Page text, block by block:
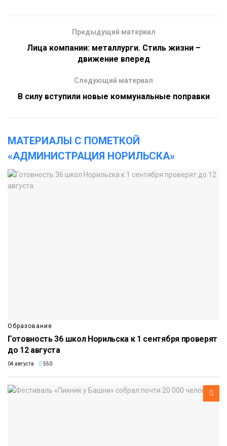
Предыдущий материал
Лица компании: металлурги. Стиль жизни –
движение вперед
Следующий материал
В силу вступили новые коммунальные поправки
МАТЕРИАЛЫ С ПОМЕТКОЙ
«АДМИНИСТРАЦИЯ НОРИЛЬСКА»
Образование
Готовность 36 школ Норильска к 1 сентября проверят
до 12 августа
04 августа 550